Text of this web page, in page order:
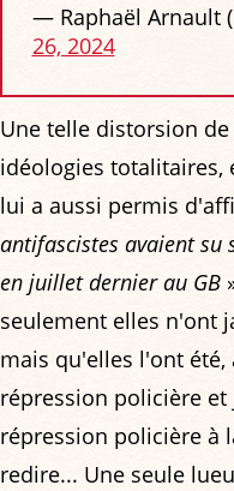
— Raphaël Arnault
26, 2024
Une telle distorsion
idéologies totalitaires,
lui a aussi permis
antifascistes avaient su
en juillet dernier au GB
seulement elles n'ont
mais qu'elles l'ont
répression policière
répression policière à
redire... Une seule